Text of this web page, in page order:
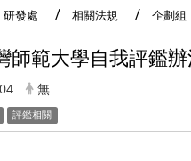
研發處 相關法規 企劃組
師範大學自我評鑑
無
評鑑相關